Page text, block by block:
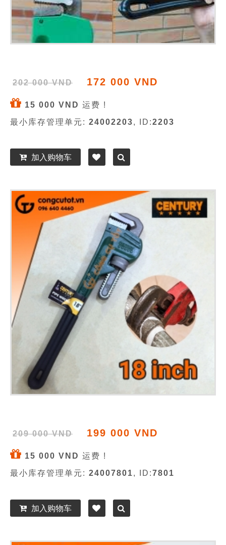
202 000 VND 172 000 VND
15 000 VND 运费 !
最小库存管理单元: 24002203, ID:2203
加入购物车
209 000 VND 199 000 VND
15 000 VND 运费 !
最小库存管理单元: 24007801, ID:7801
加入购物车